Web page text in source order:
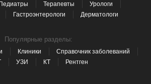
Педиатры Терапевты
Урологи
Гастроэнтерологи Дерматологи
Популярные разделы:
Клиники
Справочник заболеваний
УЗИ КТ Рентген